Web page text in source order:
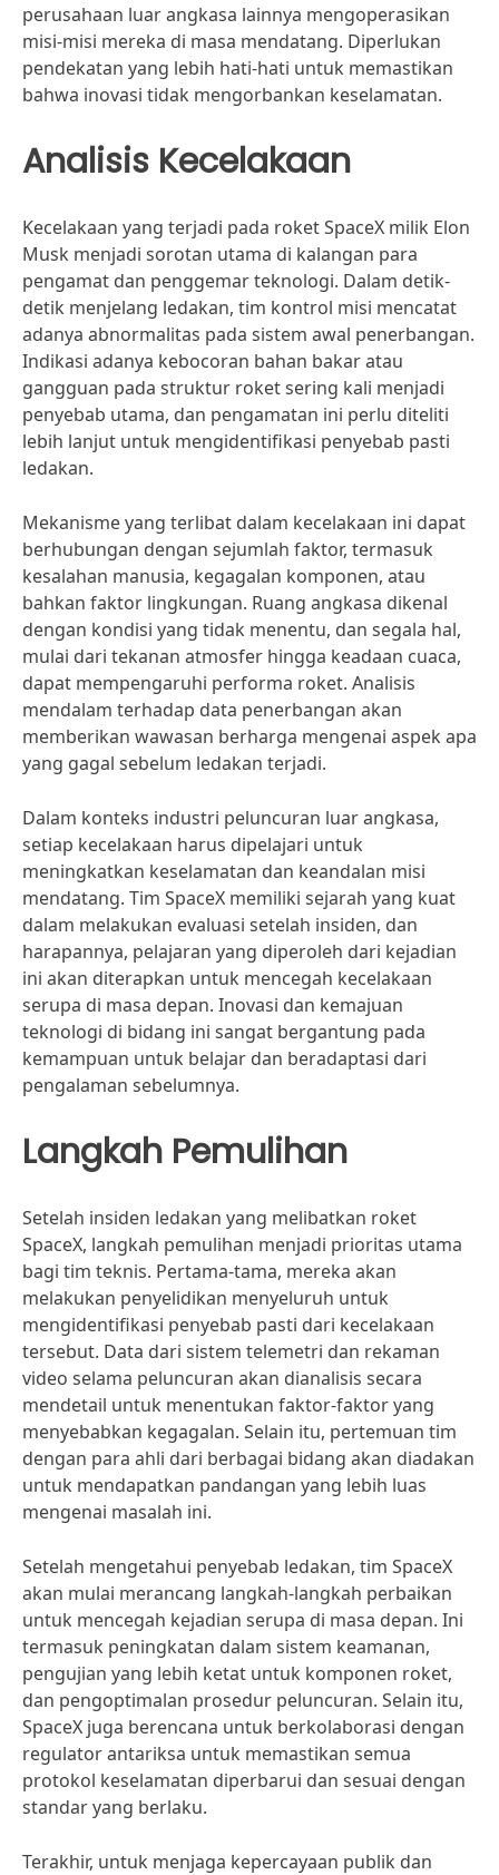
perusahaan luar angkasa lainnya mengoperasikan
misi-misi mereka di masa mendatang. Diperlukan
pendekatan yang lebih hati-hati untuk memastikan
bahwa inovasi tidak mengorbankan keselamatan.
Analisis Kecelakaan
Kecelakaan yang terjadi pada roket SpaceX milik Elon
Musk menjadi sorotan utama di kalangan para
pengamat dan penggemar teknologi. Dalam detik-
detik menjelang ledakan, tim kontrol misi mencatat
adanya abnormalitas pada sistem awal penerbangan.
Indikasi adanya kebocoran bahan bakar atau
gangguan pada struktur roket sering kali menjadi
penyebab utama, dan pengamatan ini perlu diteliti
lebih lanjut untuk mengidentifikasi penyebab pasti
ledakan.
Mekanisme yang terlibat dalam kecelakaan ini dapat
berhubungan dengan sejumlah faktor, termasuk
kesalahan manusia, kegagalan komponen, atau
bahkan faktor lingkungan. Ruang angkasa dikenal
dengan kondisi yang tidak menentu, dan segala hal,
mulai dari tekanan atmosfer hingga keadaan cuaca,
dapat mempengaruhi performa roket. Analisis
mendalam terhadap data penerbangan akan
memberikan wawasan berharga mengenai aspek apa
yang gagal sebelum ledakan terjadi.
Dalam konteks industri peluncuran luar angkasa,
setiap kecelakaan harus dipelajari untuk
meningkatkan keselamatan dan keandalan misi
mendatang. Tim SpaceX memiliki sejarah yang kuat
dalam melakukan evaluasi setelah insiden, dan
harapannya, pelajaran yang diperoleh dari kejadian
ini akan diterapkan untuk mencegah kecelakaan
serupa di masa depan. Inovasi dan kemajuan
teknologi di bidang ini sangat bergantung pada
kemampuan untuk belajar dan beradaptasi dari
pengalaman sebelumnya.
Langkah Pemulihan
Setelah insiden ledakan yang melibatkan roket
SpaceX, langkah pemulihan menjadi prioritas utama
bagi tim teknis. Pertama-tama, mereka akan
melakukan penyelidikan menyeluruh untuk
mengidentifikasi penyebab pasti dari kecelakaan
tersebut. Data dari sistem telemetri dan rekaman
video selama peluncuran akan dianalisis secara
mendetail untuk menentukan faktor-faktor yang
menyebabkan kegagalan. Selain itu, pertemuan tim
dengan para ahli dari berbagai bidang akan diadakan
untuk mendapatkan pandangan yang lebih luas
mengenai masalah ini.
Setelah mengetahui penyebab ledakan, tim SpaceX
akan mulai merancang langkah-langkah perbaikan
untuk mencegah kejadian serupa di masa depan. Ini
termasuk peningkatan dalam sistem keamanan,
pengujian yang lebih ketat untuk komponen roket,
dan pengoptimalan prosedur peluncuran. Selain itu,
SpaceX juga berencana untuk berkolaborasi dengan
regulator antariksa untuk memastikan semua
protokol keselamatan diperbarui dan sesuai dengan
standar yang berlaku.
Terakhir, untuk menjaga kepercayaan publik dan